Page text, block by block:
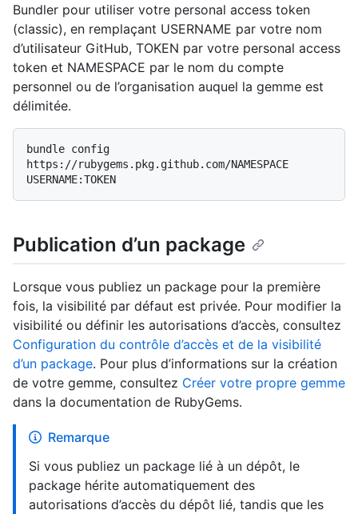
Bundler pour utiliser votre personal access token
(classic), en remplaçant USERNAME par votre nom
d’utilisateur GitHub, TOKEN par votre personal access
token et NAMESPACE par le nom du compte
personnel ou de l’organisation auquel la gemme est
délimitée.
bundle config
https://rubygems.pkg.github.com/NAMESPACE
Publication d’un package
Lorsque vous publiez un package pour la première
fois, la visibilité par défaut est privée. Pour modifier la
visibilité ou définir les autorisations d’accès, consultez
Configuration du contrôle d’accès et de la visibilité
d’un package. Pour plus d’informations sur la création
de votre gemme, consultez Créer votre propre gemme
dans la documentation de RubyGems.
Remarque
Si vous publiez un package lié à un dépôt, le
package hérite automatiquement des
autorisations d’accès du dépôt lié, tandis que les